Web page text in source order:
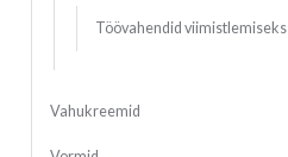
Töövahendid viimistlemiseks
Vahukreemid